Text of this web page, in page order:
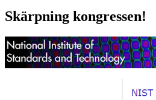
Skärpning kongressen!